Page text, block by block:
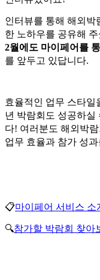
인터뷰를 통해 해외박
한 노하우를 공유해
2월에도 마이페어를
를 앞두고 있답니다.
효율적인 업무 스타일
년 박람회도 성공하실
다! 여러분도 해외박
업무 효율과 참가 성
📋마이페어 서비스 소
🔍참가할 박람회 찾아